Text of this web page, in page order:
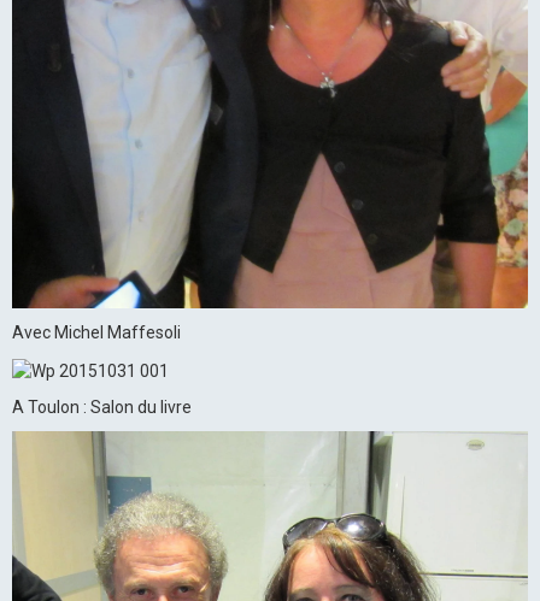
Avec Michel Maffesoli
A Toulon : Salon du livre